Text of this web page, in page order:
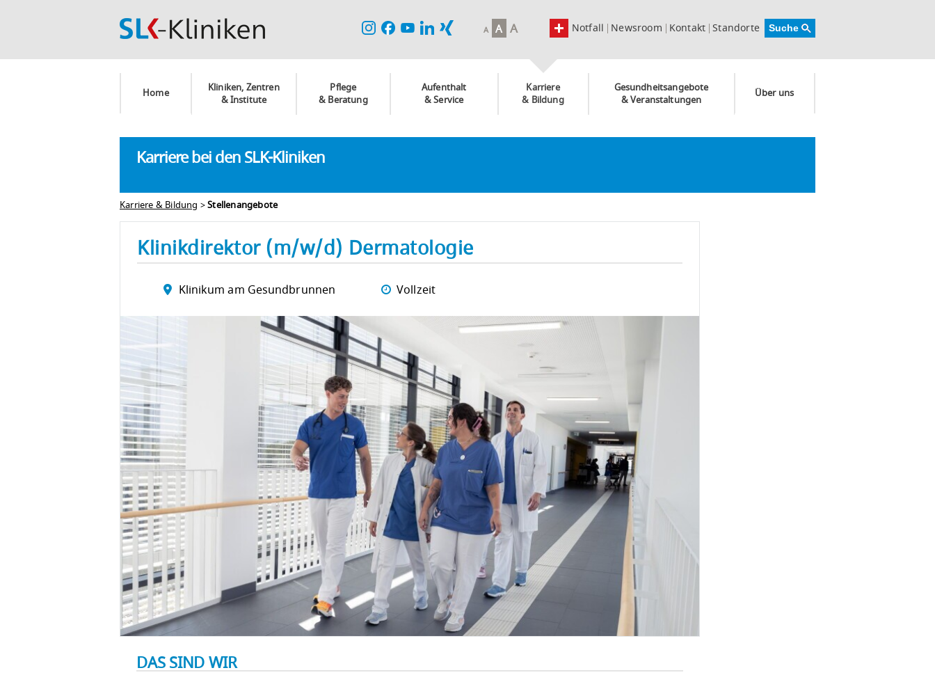
Newsroom Kontakt Standorte
Notfall
A A A
Home
Kliniken, Zentren
& Institute
Pflege
& Beratung
Aufenthalt
& Service
Karriere
& Bildung
Gesundheitsangebote
& Veranstaltungen
Über uns
Karriere bei den SLK-Kliniken
Karriere & Bildung >Stellenangebote
Klinikdirektor (m/w/d) Dermatologie
Klinikum am Gesundbrunnen Vollzeit
DAS SIND WIR